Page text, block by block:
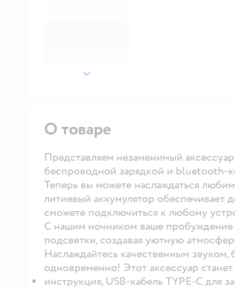
далее
О товаре
Представляем незаменимый
беспроводной зарядкой и bluetooth-
Теперь вы можете наслаждаться
литиевый аккумулятор
сможете подключиться к любому
С нашим ночником ваше пробуждение
подсветки, создавая уютную
Наслаждайтесь качественным
одновременно! Этот аксессуар
инструкция, USB-кабель TYPE-C для